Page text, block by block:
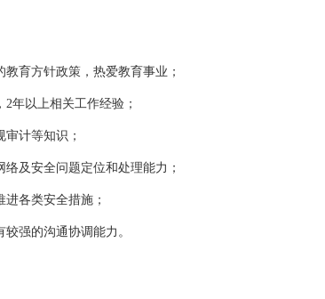
育方针政策，热爱教育事业；
以上相关工作经验；
计等知识；
及安全问题定位和处理能力；
各类安全措施；
强的沟通协调能力。